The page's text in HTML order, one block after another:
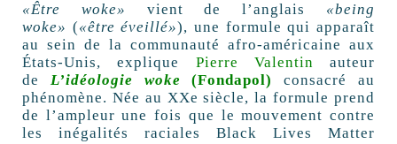
«Être woke» vient de l’anglais
«being
woke» («être éveillé»), une formule qui apparaît
au sein de la communauté afro-américaine aux
États-Unis, explique Pierre Valentin auteur
de L’idéologie woke (Fondapol)
consacré au
phénomène. Née au XXe siècle, la formule prend
de l’ampleur une fois que le mouvement contre
les inégalités raciales Black Lives Matter